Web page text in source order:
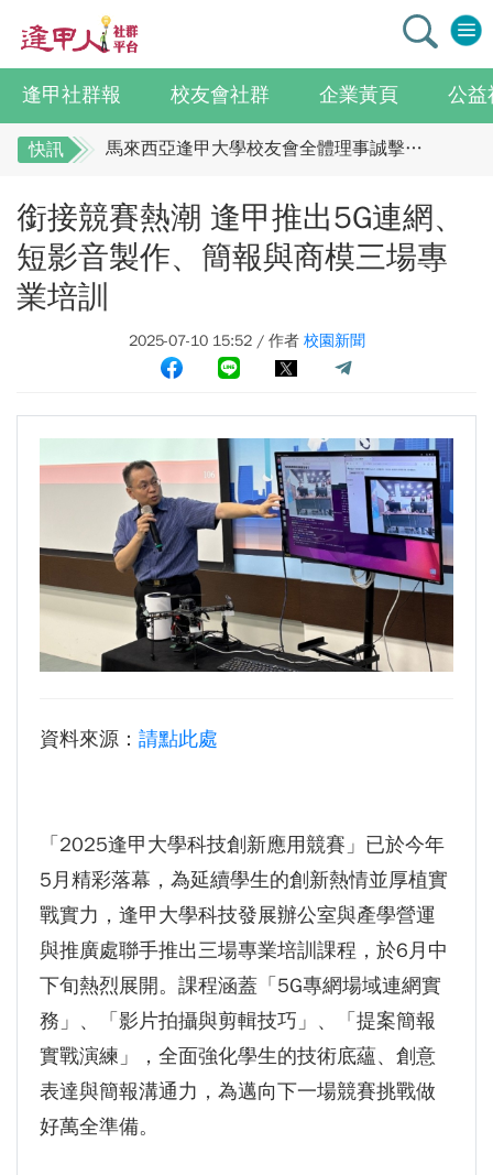
逢甲社群報 校友會社群 企業黃頁 公益
快訊
馬來西亞逢甲大學校友會全體理事誠擊祝賀 ：江蘇年會圓滿成功！
迎接七線齊發！逢甲領航M6大學系統與臺中捷運共同培育中臺灣捷運人才
逢甲國貿99級校友 李樺仙 學姐
【逢甲經濟人會訊】9月號出刊
【轉載】麗明營造第24屆公益捐血9月10日登場 歡迎企業踴躍參與
逢甲大學高承恕董事長演講【世界經濟新版圖?舊版圖?】--世界500強企業
龍谷大學師生來訪逢甲 共同探討永續林業與CLT建築發展
傳承逢甲精神！泰國校友會45週年慶 新任會長上任、青年世代接棒注入新動能
逢甲航太系勇奪國防競賽優勝 智慧無人機突破GPS限制
GI Day 2025｜空間資訊技術交流日-跨域感知・智慧行動
2025.08.31 逢甲大學泰國校友會第13&14屆會長交接典禮 泰國三日之旅
逢甲大學加東校友會 2025 Aug 31 聚會
逢甲大學泰國校友會45周年慶 暨第13、14屆會長交接圓滿成功！
賀江蘇校友分會
馬來西亞逢甲大學校友會全體理事誠擊祝賀 ：
江蘇年會圓滿成功！
全校社團博覽會2.0 精彩片段
迎接七線齊發！逢甲領航M6大學系統與臺中捷
運共同培育中臺灣捷運人才
逢甲國貿99級校友 李樺仙 學姐
【逢甲經濟人會訊】9月號出刊
114學年度系所主管會議擘畫未來教育 以「學
生為中心」推動AI融入教學，跨域研究育才
體育教學中心主任王亭文勇奪「2025 CAPA台
灣公開賽」公開女雙冠軍
逢甲大學EMBA舉辦新生共善營 以「大好・共
善・同樂」開啟學習新旅程
【轉載】麗明營造第24屆公益捐血9月10日登
逢甲大學高承恕董事長演講【世界經濟新版圖?
建築發展
傳承逢甲精神！泰國校友會45週年慶 新任會長
上任、青年世代接棒注入新動能
逢甲航太系勇奪國防競賽優勝 智慧無人機突破
GPS限制
GI Day 2025｜空間資訊技術交流日-跨域感
知・智慧行動
會長交接典禮 泰國三日之旅
逢甲大學加東校友會 2025 Aug 31 聚會
銜接競賽熱潮 逢甲推出5G連網、
短影音製作、簡報與商模三場專
業培訓
2025-07-10 15:52 / 作者 校園新聞
資料來源： 請點此處
「2025逢甲大學科技創新應用競賽」已於今年
5月精彩落幕，為延續學生的創新熱情並厚植實
戰實力，逢甲大學科技發展辦公室與產學營運
與推廣處聯手推出三場專業培訓課程，於6月中
下旬熱烈展開。課程涵蓋「5G專網場域連網實
務」、「影片拍攝與剪輯技巧」、「提案簡報
實戰演練」，全面強化學生的技術底蘊、創意
表達與簡報溝通力，為邁向下一場競賽挑戰做
好萬全準備。